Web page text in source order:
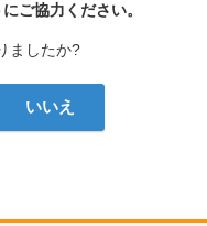
ご協力ください。
ましたか?
いいえ